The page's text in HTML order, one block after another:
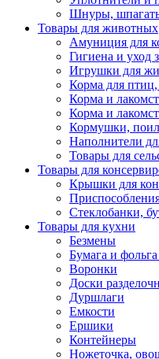
Шнуры,
Товары для животных
Амуниция для
Гигиена и уход
Игрушки для
Корма для
Корма и
Корма и
Кормушки,
Наполнители
Товары для
Товары для
Крышки для
Стеклобанки,
Товары для кухни
Безмены
Бумага и
Воронки
Доски
Дуршлаги
Емкости
Ершики
Контейнеры
Ножеточка,